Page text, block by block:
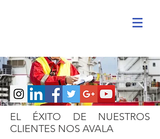
EL ÉXITO DE NUESTROS
CLIENTES NOS AVALA